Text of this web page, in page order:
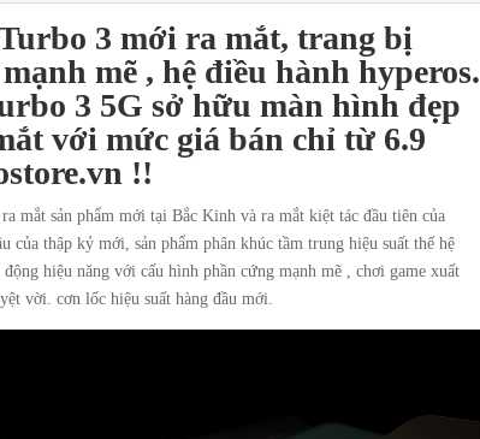
3 mới ra mắt, trang bị
mạnh mẽ , hệ điều hành hyperos.
3 5G sở hữu màn hình đẹp
với mức giá bán chỉ từ 6.9
!!
mắt sản phẩm mới tại Bắc Kinh và ra mắt kiệt tác đầu tiên của
của thập kỷ mới, sản phẩm phân khúc tầm trung hiệu suất thế hệ
hiệu năng với cấu hình phần cứng mạnh mẽ , chơi game xuất
vời. cơn lốc hiệu suất hàng đầu mới.